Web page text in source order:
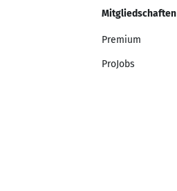
Mitgliedschaften
Premium
ProJobs